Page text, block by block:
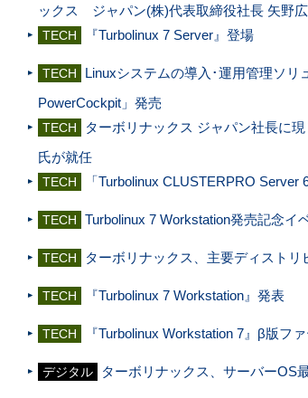
ックス ジャパン(株)代表取締役社長 矢野
TECH 『Turbolinux 7 Server』登場
TECH
Linuxシステムの導入･運用管理ソリ
PowerCockpit」発売
TECH
ターボリナックス ジャパン社長に
氏が就任
TECH 「Turbolinux CLUSTERPRO Server
TECH Turbolinux 7 Workstation発売記念イ
TECH ターボリナックス、主要ディスト
TECH 『Turbolinux 7 Workstation』発表
TECH 『Turbolinux Workstation 7』β版フ
デジタル ターボリナックス、サーバーOS